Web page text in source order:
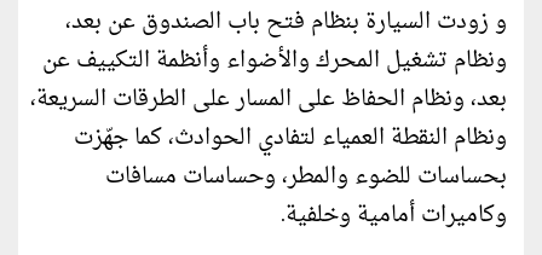
و زودت السيارة بنظام فتح باب الصندوق عن بعد،
ونظام تشغيل المحرك والأضواء وأنظمة التكييف عن
بعد، ونظام الحفاظ على المسار على الطرقات السريعة،
ونظام النقطة العمياء لتفادي الحوادث، كما جهّزت
بحساسات للضوء والمطر، وحساسات مسافات
وكاميرات أمامية وخلفية.